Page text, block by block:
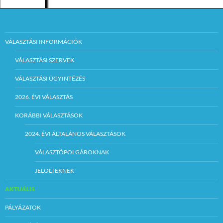
ellenszolgáltatás
jegyzőkönyvben
nyilatkozni kell.
Szerződéskötés:
Az árverésen nyertes
ajánlattevővel az
eredményhirdetéstől
számított 30 napon
belül kell szerződést
kötni.
tervezett időpontja:
2017. szeptember 14.
Fizetési feltételek:
során meghatározott
pályázati induló ár a
képviselő-testület
VÁLASZTÁSI INFORMÁCIÓK
VÁLASZTÁSI SZERVEK
VÁLASZTÁSI ÜGYINTÉZÉS
2026. ÉVI VÁLASZTÁS
KORÁBBI VÁLASZTÁSOK
2024. ÉVI ÁLTALÁNOS VÁLASZTÁSOK
VÁLASZTÓPOLGÁROKNAK
JELÖLTEKNEK
AKTUÁLIS
PÁLYÁZATOK